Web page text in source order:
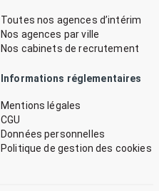
Toutes nos agences d’intérim
Nos agences par ville
Nos cabinets de recrutement
Informations réglementaires
Mentions légales
CGU
Données personnelles
Politique de gestion des cookies